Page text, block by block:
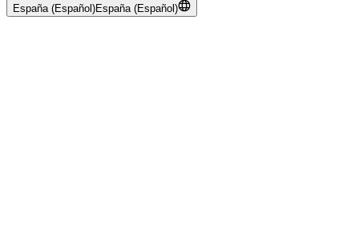
España (Español)España (Español)